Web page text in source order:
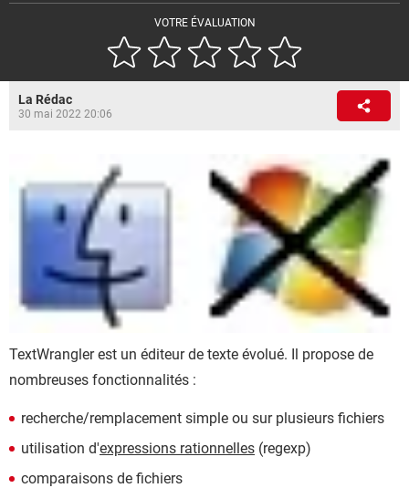
VOTRE ÉVALUATION
La Rédac
30 mai 2022 20:06
TextWrangler est un éditeur de texte évolué. Il propose de
nombreuses fonctionnalités :
recherche/remplacement simple ou sur plusieurs fichiers
utilisation d'expressions rationnelles (regexp)
comparaisons de fichiers